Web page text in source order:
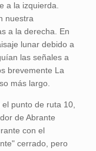
a la izquierda.
nuestra
a la derecha. En
lunar debido a
las señales a
brevemente La
más largo.
el punto de ruta 10,
de Abrante
con el
cerrado, pero